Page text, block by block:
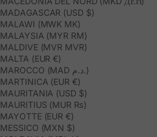
MADAGASCAR (USD $)
MALAWI (MWK MK)
MALAYSIA (MYR RM)
MALDIVE (MVR MVR)
MALTA (EUR €)
MAROCCO (MAD د.م.)
MARTINICA (EUR €)
MAURITANIA (USD $)
MAURITIUS (MUR ₨)
MAYOTTE (EUR €)
MESSICO (MXN $)